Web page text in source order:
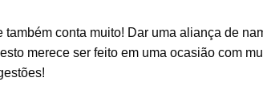
conta muito! Dar uma aliança de
merece ser feito em uma ocasião com